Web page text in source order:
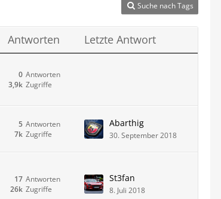
Suche nach Tags
Antworten
Letzte Antwort
Antworten
0
Zugriffe
3,9k
Antworten
5
Zugriffe
7k
Abarthig
30. September 2018
Antworten
17
Zugriffe
26k
St3fan
8. Juli 2018